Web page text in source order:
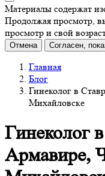
Материалы содержат
Продолжая просмотр,
просмотр и свой
Отмена Согласен,
Главная
Блог
Гинеколог в
Михайловске
Гинеколог
Армавире,